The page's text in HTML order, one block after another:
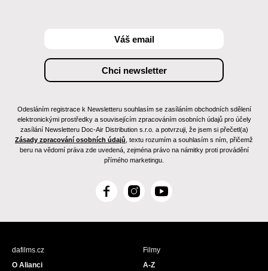
Odesláním registrace k Newsletteru souhlasím se zasíláním obchodních sdělení
elektronickými prostředky a souvisejícím zpracováním osobních údajů pro účely
zasílání Newsletteru Doc-Air Distribution s.r.o. a potvrzuji, že jsem si přečetl(a)
Zásady zpracování osobních údajů , textu rozumím a souhlasím s ním, přičemž
beru na vědomí práva zde uvedená, zejména právo na námitky proti provádění
přímého marketingu.
F
c
I
s
Y
u
dafilms.cz
O Alianci
Filmy
A-Z